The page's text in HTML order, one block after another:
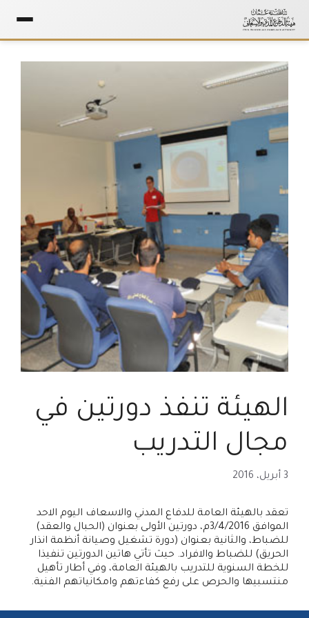
content
الهيئة تنفذ دورتين في
مجال التدريب
3 أبريل، 2016
تعقد بالهيئة العامة للدفاع المدني والاسعاف اليوم الاحد
الموافق 3/4/2016م، دورتين الأولى بعنوان (الحبال والعقد)
للضباط، والثانية بعنوان (دورة تشغيل وصيانة أنظمة انذار
الحريق) للضباط والافراد. حيث تأتي هاتين الدورتين تنفيذا
للخطة السنوية للتدريب بالهيئة العامة، وفي أطار تأهيل
منتسبيها والحرص على رفع كفاءتهم وامكانياتهم الفنية.